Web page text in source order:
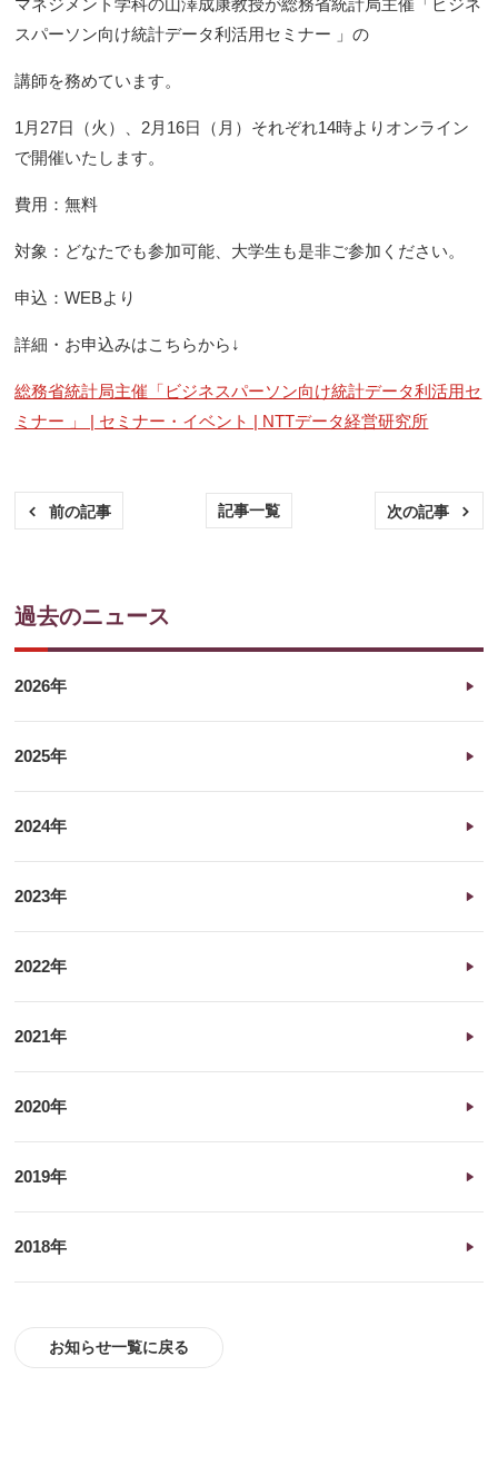
マネジメント学科の山澤成康教授が総務省統計局主催「ビジネ
スパーソン向け統計データ利活用セミナー 」の
講師を務めています。
1月27日（火）、2月16日（月）それぞれ14時よりオンライン
で開催いたします。
費用：無料
対象：どなたでも参加可能、大学生も是非ご参加ください。
申込：WEBより
詳細・お申込みはこちらから↓
総務省統計局主催「ビジネスパーソン向け統計データ利活用セ
ミナー 」 | セミナー・イベント | NTTデータ経営研究所
前の記事 記事一覧 次の記事
過去のニュース
2026年
2025年
2024年
2023年
2022年
2021年
2020年
2019年
2018年
お知らせ一覧に戻る